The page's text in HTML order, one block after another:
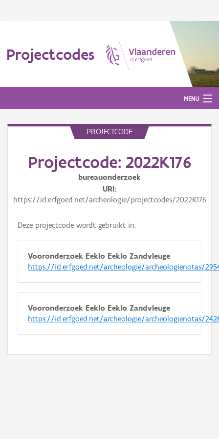
Projectcodes
MENU
PROJECTCODE
Projectcode: 2022K176
bureauonderzoek
URI
https://id.erfgoed.net/archeologie/projectcodes/2022K176
Deze projectcode wordt gebruikt in:
Vooronderzoek Eeklo Eeklo Zandvleuge
https://id.erfgoed.net/archeologie/archeologienotas/
Vooronderzoek Eeklo Eeklo Zandvleuge
https://id.erfgoed.net/archeologie/archeologienotas/